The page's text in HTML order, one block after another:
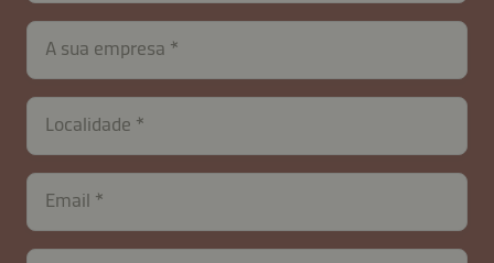
A sua empresa
Localidade
Email